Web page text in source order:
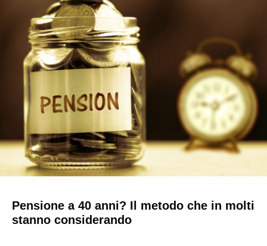
Pensione a 40 anni? Il metodo che in molti
stanno considerando